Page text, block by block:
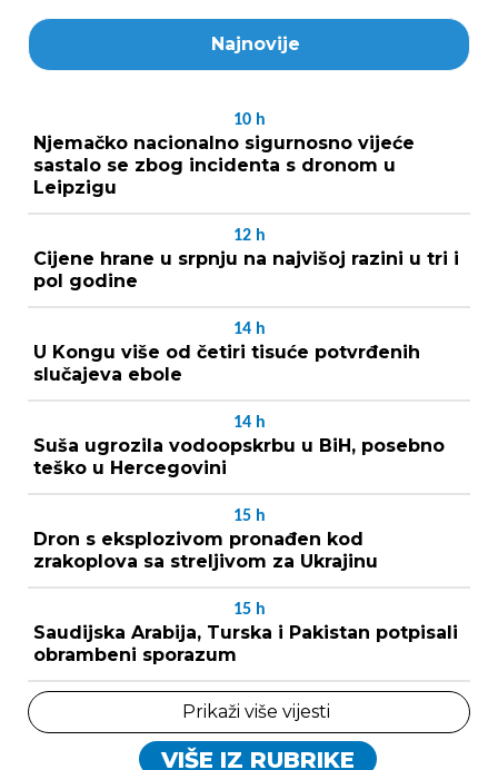
Najnovije
10 h
Njemačko nacionalno sigurnosno vijeće
sastalo se zbog incidenta s dronom u
Leipzigu
12 h
Cijene hrane u srpnju na najvišoj razini u tri i
pol godine
14 h
U Kongu više od četiri tisuće potvrđenih
slučajeva ebole
14 h
Suša ugrozila vodoopskrbu u BiH, posebno
teško u Hercegovini
15 h
Dron s eksplozivom pronađen kod
zrakoplova sa streljivom za Ukrajinu
15 h
Saudijska Arabija, Turska i Pakistan potpisali
obrambeni sporazum
Prikaži više vijesti
VIŠE IZ RUBRIKE